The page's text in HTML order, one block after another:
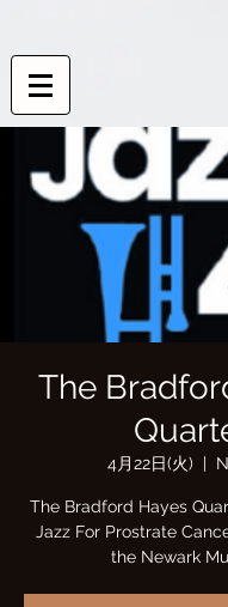
The
4月22日(火)
  |
The Bradford Hayes
Jazz For Prostrate
the Newark